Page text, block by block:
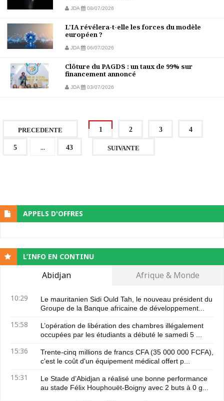
JDA 08/07/2026
L'IA révélera-t-elle les forces du modèle
européen ?
JDA 06/07/2026
Clôture du PAGDS : un taux de 99% sur
financement annoncé
JDA 03/07/2026
PRECEDENTE 1 2 3 4
5 ... 43 SUIVANTE
APPELS D'OFFRES
L’INFO EN CONTINU
Abidjan Afrique & Monde
10:29
Le mauritanien Sidi Ould Tah, le nouveau président du
Groupe de la Banque africaine de développement...
15:58
L’opération de libération des chambres illégalement
occupées par les étudiants a débuté le samedi 5 ...
15:36
Trente-cinq millions de francs CFA (35 000 000 FCFA),
c'est le coût d'un équipement médical offert p...
15:31
Le Stade d’Abidjan a réalisé une bonne performance
au stade Félix Houphouët-Boigny avec 2 buts à 0 g...